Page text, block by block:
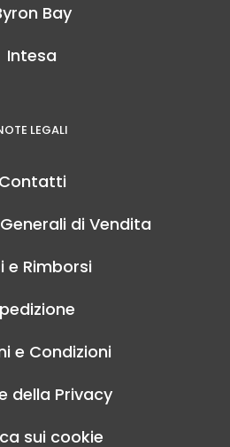
Bay
Intesa
LEGALI
Contatti
di Vendita
e Rimborsi
e Condizioni
della Privacy
sui cookie